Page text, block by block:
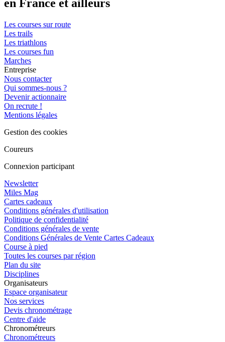
en France et ailleurs
Les courses sur route
Les trails
Les triathlons
Les courses fun
Marches
Entreprise
Nous contacter
Qui sommes-nous ?
Devenir actionnaire
On recrute !
Mentions légales
Gestion des cookies
Coureurs
Connexion participant
Newsletter
Miles Mag
Cartes cadeaux
Conditions générales d'utilisation
Politique de confidentialité
Conditions générales de vente
Conditions Générales de Vente Cartes Cadeaux
Course à pied
Toutes les courses par région
Plan du site
Disciplines
Organisateurs
Espace organisateur
Nos services
Devis chronométrage
Centre d'aide
Chronométreurs
Chronométreurs